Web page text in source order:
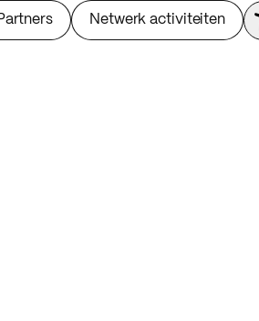
Netwerk activiteiten